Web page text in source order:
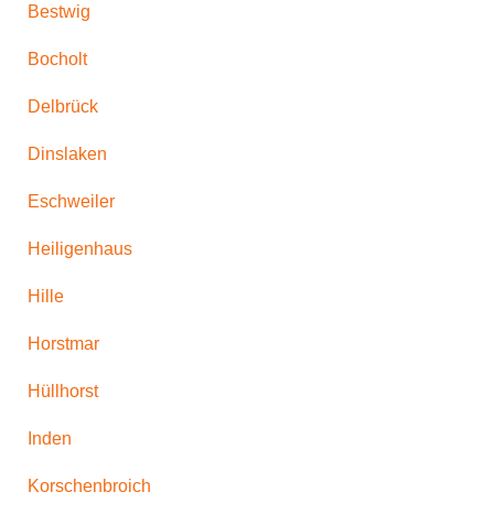
Bestwig
Bocholt
Delbrück
Dinslaken
Eschweiler
Heiligenhaus
Hille
Horstmar
Hüllhorst
Inden
Korschenbroich